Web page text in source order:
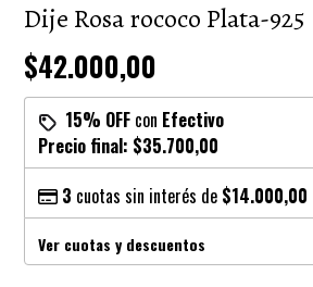
Dije Rosa rococo Plata-925
$42.000,00
15% OFF con Efectivo
Precio final: $35.700,00
3 cuotas sin interés de $14.000,00
Ver cuotas y descuentos